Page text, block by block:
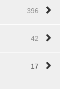
396
42
17